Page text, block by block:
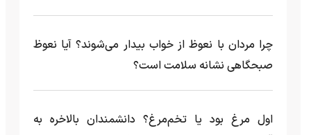
چرا مردان با نعوظ از خواب بیدار می‌شوند؟ آیا نعوظ
صبحگاهی نشانه سلامت است؟
اول مرغ بود یا تخم‌مرغ؟ دانشمندان بالاخره به